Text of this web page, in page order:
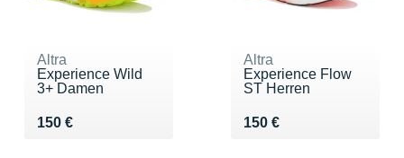
Altra
Experience Wild
3+ Damen
150 €
Vendu 150 €
Altra
Experience Flow
ST Herren
150 €
Vendu 150 €